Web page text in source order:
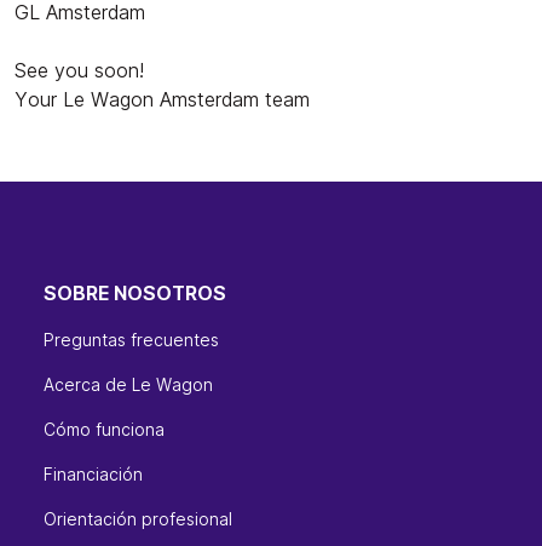
GL Amsterdam
See you soon!
Your Le Wagon Amsterdam team
SOBRE NOSOTROS
Preguntas frecuentes
Acerca de Le Wagon
Cómo funciona
Financiación
Orientación profesional